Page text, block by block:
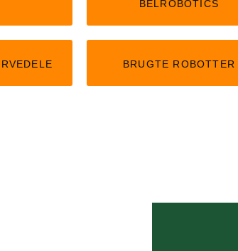
BELROBOTICS
BRUGTE ROBOTTER